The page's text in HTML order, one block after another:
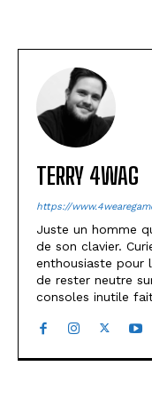
TERRY 4WAG
https://
Juste un homme
de son clavier.
enthousiaste pour
de rester neutre
consoles inutile